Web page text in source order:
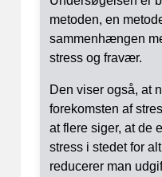
metoden, en
sammenhængen
stress og fravær.
Den viser også, at
forekomsten af
at flere siger, at de
stress i stedet for
reducerer man